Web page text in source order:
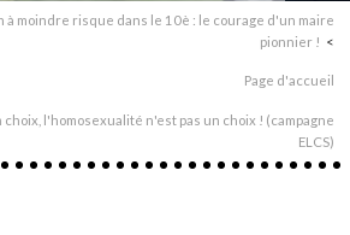
à moindre risque dans le 10è : le courage d'un maire
pionnier !
Page d'accueil
choix, l'homosexualité n'est pas un choix ! (campagne
ELCS)